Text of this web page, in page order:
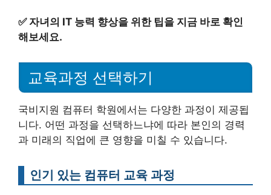
✅ 자녀의 IT 능력 향상을 위한 팁을 지금 바로 확인
해보세요.
교육과정 선택하기
국비지원 컴퓨터 학원에서는 다양한 과정이 제공됩
니다. 어떤 과정을 선택하느냐에 따라 본인의 경력
과 미래의 직업에 큰 영향을 미칠 수 있습니다.
인기 있는 컴퓨터 교육 과정